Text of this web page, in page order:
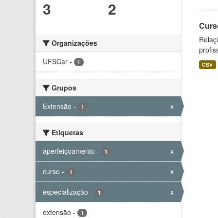
3 2
Organizações
UFSCar - 1
Grupos
Extensão - 1 x
Etiquetas
aperfeiçoamento - 1 x
curso - 1 x
especialização - 1 x
extensão - 1
CSV